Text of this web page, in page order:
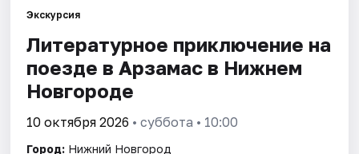
Города
Площадки
Артисты
Рейтинги
Экскурсия
Литературное приключение на
поезде в Арзамас в Нижнем
Новгороде
10 октября 2026 • суббота • 10:00
Город: Нижний Новгород